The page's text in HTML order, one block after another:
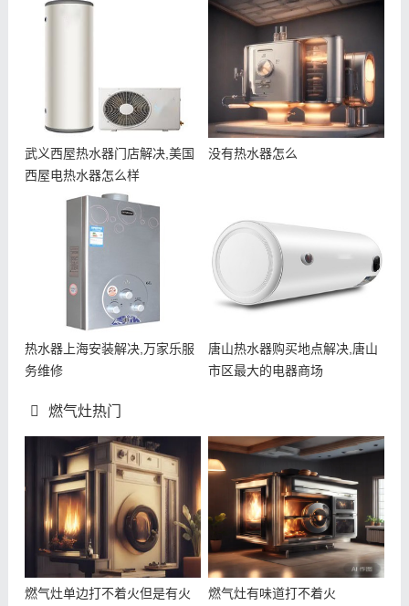
武义西屋热水器门店解决,美国
西屋电热水器怎么样
没有热水器怎么
热水器上海安装解决,万家乐服
务维修
唐山热水器购买地点解决,唐山
市区最大的电器商场
燃气灶热门
燃气灶单边打不着火但是有火
燃气灶有味道打不着火